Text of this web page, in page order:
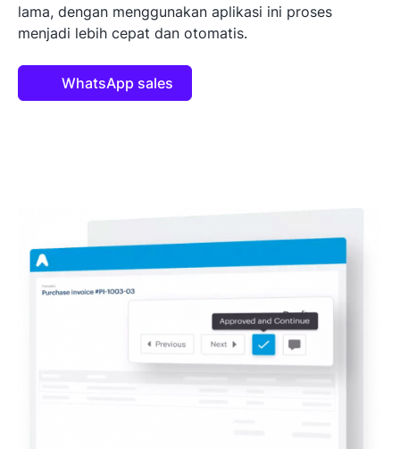
lama, dengan menggunakan aplikasi ini proses
menjadi lebih cepat dan otomatis.
WhatsApp sales